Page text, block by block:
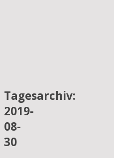
Tagesarchiv:
2019-
08-
30